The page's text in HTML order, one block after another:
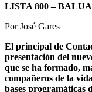
LISTA 800 –
Por José Gares
El principal de
presentación del
que se ha formado,
compañeros de la
bases programáticas